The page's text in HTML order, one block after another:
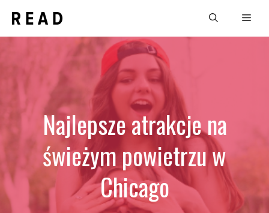
treści
Najlepsze atrakcje na
świeżym powietrzu w
Chicago